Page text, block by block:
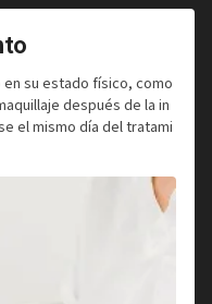
su estado físico, como
después de la in
el mismo día del tratami